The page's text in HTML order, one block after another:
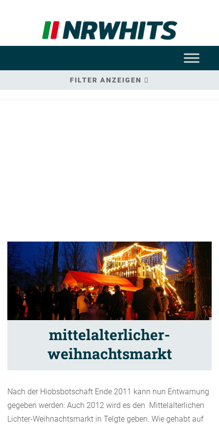
FILTER ANZEIGEN
mittelalterlicher-
weihnachtsmarkt
Nach der Hiobsbotschaft Ende 2011 kann nun Entwarnung
gegeben werden: Auch 2012 wird es den Mittelalterlichen
Lichter-Weihnachtsmarkt in Telgte geben. Wie gehabt auf